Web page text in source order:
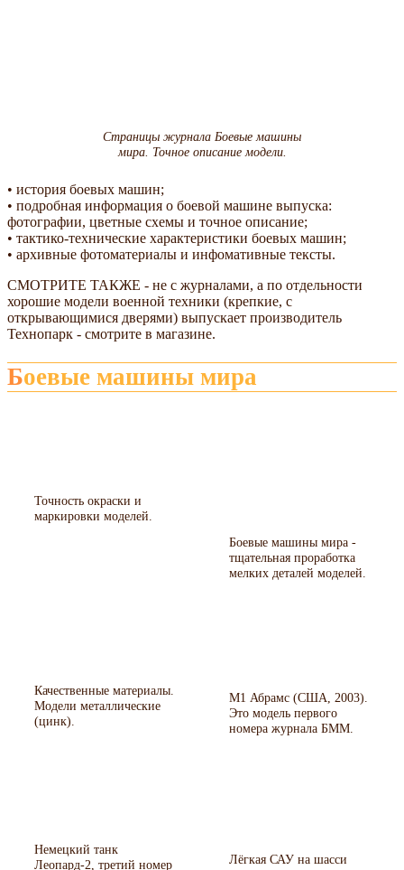
Страницы журнала Боевые машины
мира. Точное описание модели.
• история боевых машин;
• подробная информация о боевой машине выпуска:
фотографии, цветные схемы и точное описание;
• тактико-технические характеристики боевых машин;
• архивные фотоматериалы и инфомативные тексты.
СМОТРИТЕ ТАКЖЕ - не с журналами, а по отдельности
хорошие модели военной техники (крепкие, с
открывающимися дверями) выпускает производитель
Технопарк - смотрите в магазине.
Боевые машины мира
Точность окраски и
маркировки моделей.
Боевые машины мира -
тщательная проработка
мелких деталей моделей.
Качественные материалы.
Модели металлические
(цинк).
М1 Абрамс (США, 2003).
Это модель первого
номера журнала БММ.
Немецкий танк
Леопард-2, третий номер
Лёгкая САУ на шасси